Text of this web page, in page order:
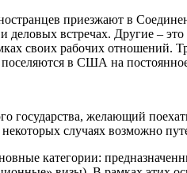
приезжают в
и деловых встречах. Другие –
своих рабочих отношений.
поселяются в США на
государства, желающий
случаях возможно
категории: